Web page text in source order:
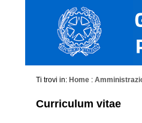
Ti trovi in: Home :
Curriculum vitae